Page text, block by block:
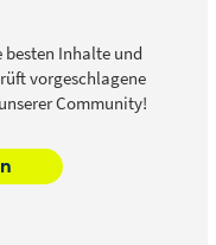
besten Inhalte und
vorgeschlagene
Community!